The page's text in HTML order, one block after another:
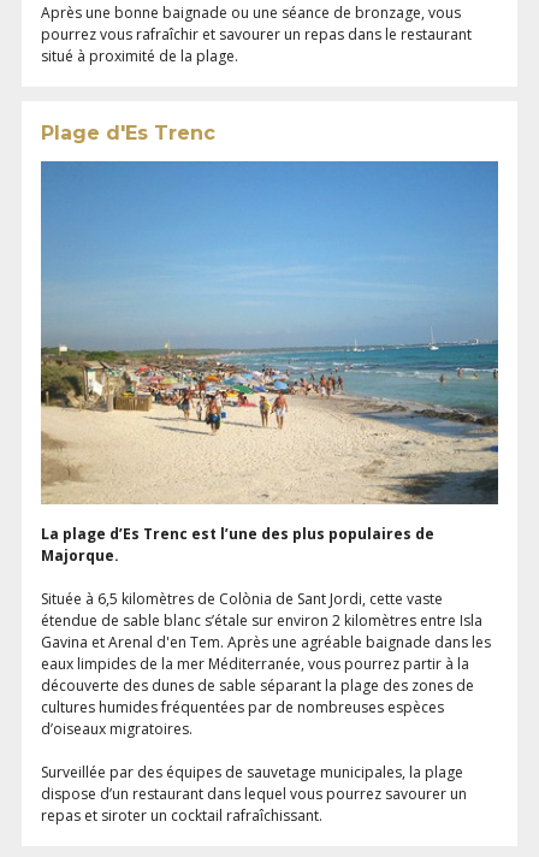
Après une bonne baignade ou une séance de bronzage, vous
pourrez vous rafraîchir et savourer un repas dans le restaurant
situé à proximité de la plage.
Plage d'Es Trenc
La plage d’Es Trenc est l’une des plus populaires de
Majorque.
Située à 6,5 kilomètres de Colònia de Sant Jordi, cette vaste
étendue de sable blanc s’étale sur environ 2 kilomètres entre Isla
Gavina et Arenal d'en Tem. Après une agréable baignade dans les
eaux limpides de la mer Méditerranée, vous pourrez partir à la
découverte des dunes de sable séparant la plage des zones de
cultures humides fréquentées par de nombreuses espèces
d’oiseaux migratoires.
Surveillée par des équipes de sauvetage municipales, la plage
dispose d’un restaurant dans lequel vous pourrez savourer un
repas et siroter un cocktail rafraîchissant.